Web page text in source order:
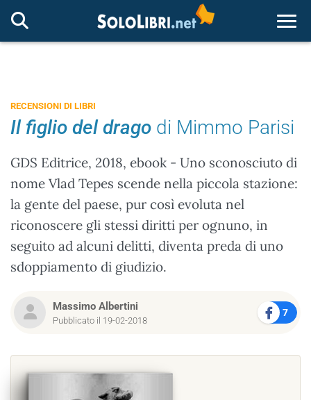
RECENSIONI DI LIBRI
Il figlio del drago di Mimmo Parisi
GDS Editrice, 2018, ebook - Uno sconosciuto di
nome Vlad Tepes scende nella piccola stazione:
la gente del paese, pur così evoluta nel
riconoscere gli stessi diritti per ognuno, in
seguito ad alcuni delitti, diventa preda di uno
sdoppiamento di giudizio.
Massimo Albertini
Pubblicato il 19-02-2018
7